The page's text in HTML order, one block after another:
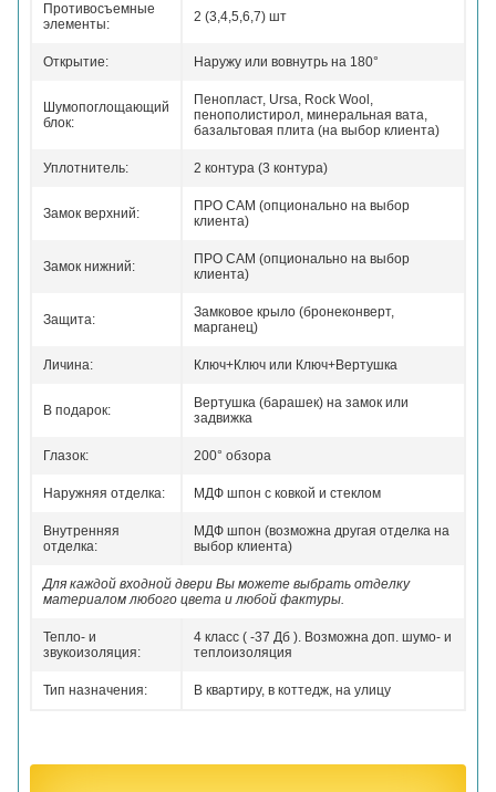
Противосъемные
элементы:
2 (3,4,5,6,7) шт
Открытие: Наружу или вовнутрь на 180°
Шумопоглощающий
блок:
Пенопласт, Ursa, Rock Wool,
пенополистирол, минеральная вата,
базальтовая плита (на выбор клиента)
Уплотнитель: 2 контура (3 контура)
Замок верхний:
ПРО САМ (опционально на выбор
клиента)
Замок нижний:
ПРО САМ (опционально на выбор
клиента)
Защита:
Замковое крыло (бронеконверт,
марганец)
Личина: Ключ+Ключ или Ключ+Вертушка
В подарок:
Вертушка (барашек) на замок или
задвижка
Глазок: 200° обзора
Наружняя отделка: МДФ шпон с ковкой и стеклом
Внутренняя
отделка:
МДФ шпон (возможна другая отделка на
выбор клиента)
Для каждой входной двери Вы можете выбрать отделку
материалом любого цвета и любой фактуры.
Тепло- и
звукоизоляция:
4 класс ( -37 Дб ). Возможна доп. шумо- и
теплоизоляция
Тип назначения: В квартиру, в коттедж, на улицу